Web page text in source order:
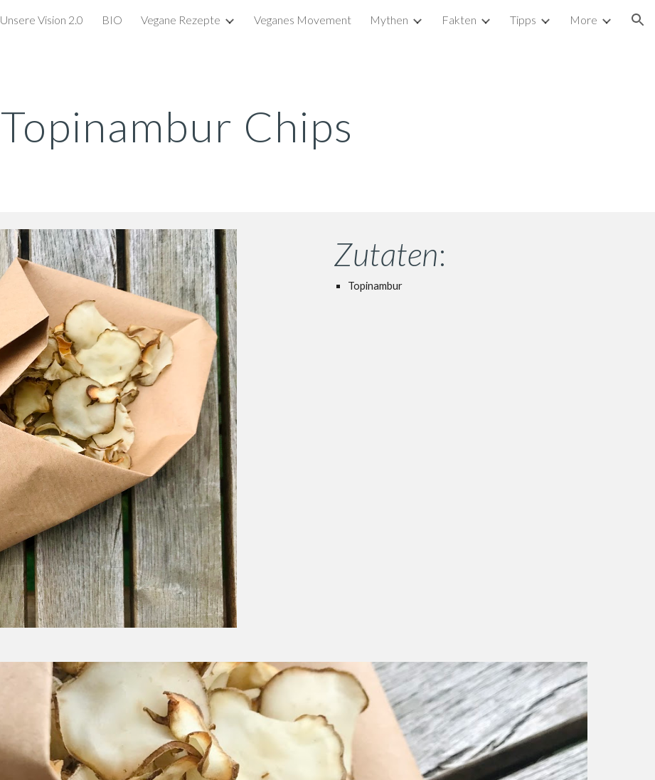
Skip to main content Skip to navigation
Unsere Vision 2.0 BIO Vegane Rezepte Veganes Movement Mythen Fakten Tipps More
Topinambur Chips
Zutaten:
Topinambur